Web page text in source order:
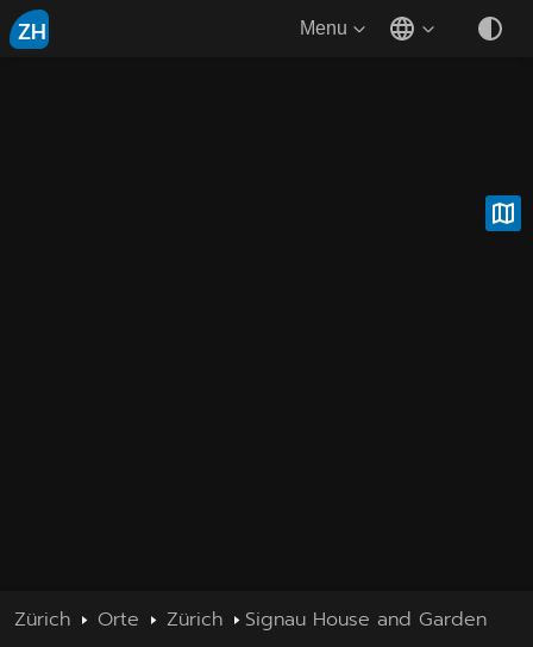
ZH Menu
Zürich Orte Zürich Signau House and Garden